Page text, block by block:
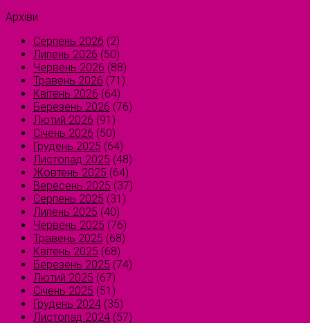
Архіви
Серпень 2026 (2)
Липень 2026 (50)
Червень 2026 (88)
Травень 2026 (71)
Квітень 2026 (64)
Березень 2026 (76)
Лютий 2026 (91)
Січень 2026 (50)
Грудень 2025 (64)
Листопад 2025 (48)
Жовтень 2025 (64)
Вересень 2025 (37)
Серпень 2025 (31)
Липень 2025 (40)
Червень 2025 (76)
Травень 2025 (68)
Квітень 2025 (68)
Березень 2025 (74)
Лютий 2025 (67)
Січень 2025 (51)
Грудень 2024 (35)
Листопад 2024 (57)